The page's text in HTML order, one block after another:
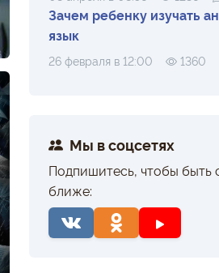
Зачем ребенку изучать
язык
26 февраля в 12:00 1360
Мы в соцсетях
Подпишитесь, чтобы быть
ближе: